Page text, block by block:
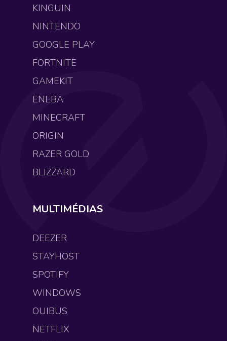
KINGUIN
NINTENDO
GOOGLE PLAY
FORTNITE
GAMEKIT
ENEBA
MINECRAFT
ORIGIN
RAZER GOLD
BLIZZARD
MULTIMÉDIAS
DEEZER
STAYHOST
SPOTIFY
WINDOWS
OUIBUS
NETFLIX